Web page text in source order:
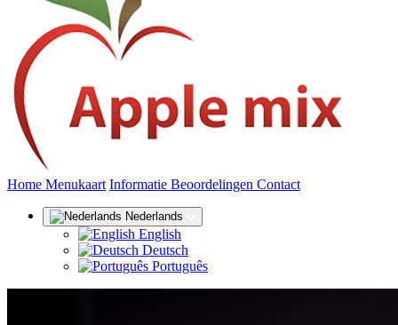
Home (huidige)
Menukaart Informatie Beoordelingen Contact
Nederlands
English
Deutsch
Português